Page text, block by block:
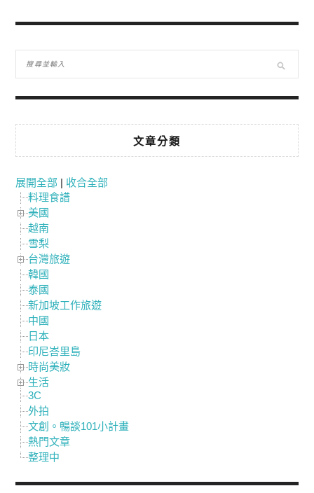
文章分類
展開全部 | 收合全部
料理食譜
美國
越南
雪梨
台灣旅遊
韓國
泰國
新加坡工作旅遊
中國
日本
印尼峇里島
時尚美妝
生活
3C
外拍
文創。暢談101小計畫
熱門文章
整理中